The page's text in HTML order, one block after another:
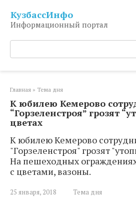
контенту
КузбассИнфо
Информационный портал
Поиск:
Главная » Тема дня
К юбилею Кемерово
“Горзеленстроя” грозят
цветах
К юбилею Кемерово
"Горзеленстроя" грозят
На пешеходных
с цветами, вазоны.
25 января, 2018 Тема дня